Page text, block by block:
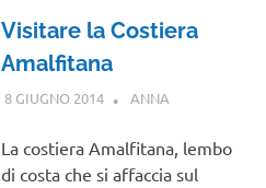
Visitare la Costiera
Amalfitana
8 GIUGNO 2014 ANNA
La costiera Amalfitana, lembo
di costa che si affaccia sul